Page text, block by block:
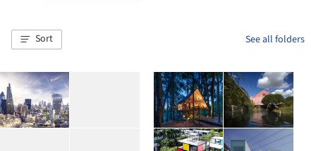
Sort See all folders